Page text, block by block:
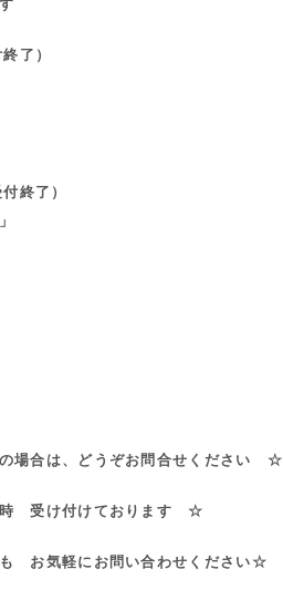
了）
了）
場合は、どうぞお問合せください ☆
受け付けております ☆
お気軽にお問い合わせください☆